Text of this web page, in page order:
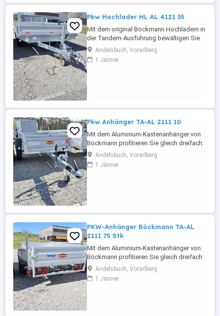
Pkw Hochlader HL AL 4121 35
Mit dem original Böckmann Hochladern in
der Tandem-Ausführung bewältigen Sie
jeden Schwertransport mit Leichtigkeit.
Sie sind speziell für hohe Anforderungen
konzipiert und perfekt für den
Andelsbuch, Vorarlberg
1 Jänner
Pkw Anhänger TA-AL 2111 10
Mit dem Aluminium-Kastenanhänger von
Böckmann profitieren Sie gleich dreifach:
Erstens von den vielfältigen
Einsatzmöglichkeiten. Zweites von der
Böckmann Profi-Qualität. Und drittens von
Andelsbuch, Vorarlberg
1 Jänner
PKW-Anhänger Böckmann TA-AL
2111 75 Stk
Mit dem Aluminium-Kastenanhänger von
Böckmann profitieren Sie gleich dreifach:
erstens von den vielfältigen
Einsatzmöglichkeiten. Zweitens von der
Böckmann Profi-Qualität. Und drittens von
Andelsbuch, Vorarlberg
1 Jänner